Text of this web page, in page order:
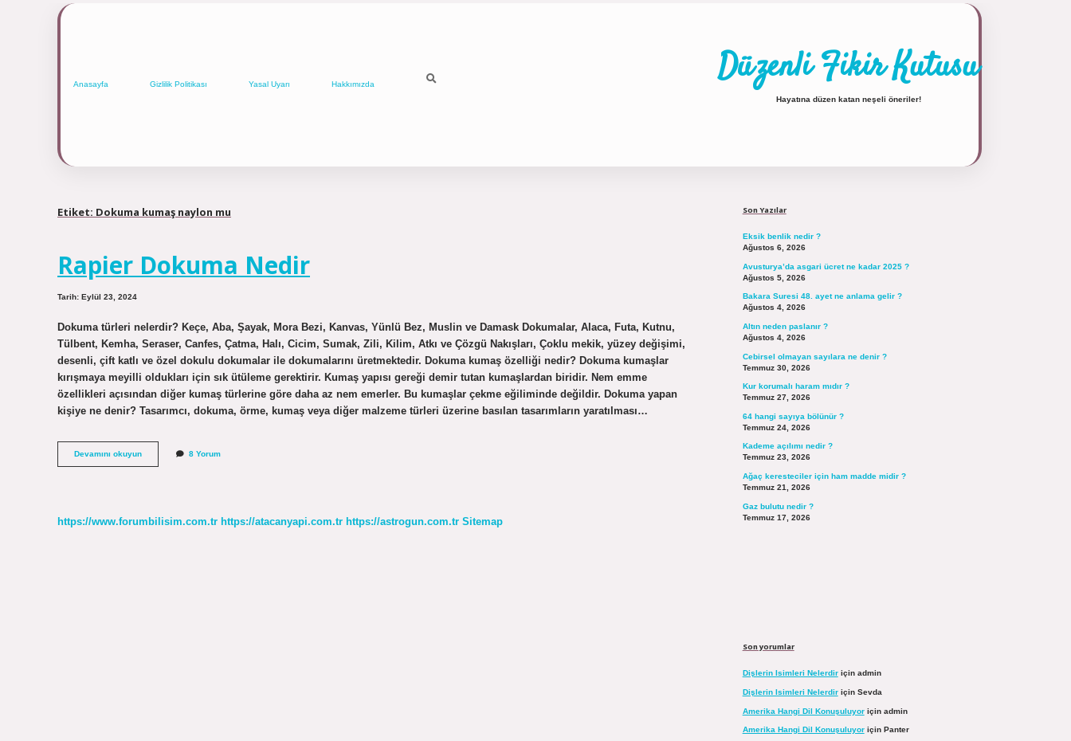
Anasayfa Gizlilik Politikası Yasal Uyarı Hakkımızda Düzenli Fikir Kutusu
Hayatına düzen katan neşeli öneriler!
Etiket: Dokuma kumaş naylon mu
Rapier Dokuma Nedir
Tarih: Eylül 23, 2024
Dokuma türleri nelerdir? Keçe, Aba, Şayak, Mora Bezi, Kanvas, Yünlü Bez, Muslin ve Damask Dokumalar, Alaca, Futa, Kutnu,
Tülbent, Kemha, Seraser, Canfes, Çatma, Halı, Cicim, Sumak, Zili, Kilim, Atkı ve Çözgü Nakışları, Çoklu mekik, yüzey değişimi,
desenli, çift katlı ve özel dokulu dokumalar ile dokumalarını üretmektedir. Dokuma kumaş özelliği nedir? Dokuma kumaşlar
kırışmaya meyilli oldukları için sık ütüleme gerektirir. Kumaş yapısı gereği demir tutan kumaşlardan biridir. Nem emme
özellikleri açısından diğer kumaş türlerine göre daha az nem emerler. Bu kumaşlar çekme eğiliminde değildir. Dokuma yapan
kişiye ne denir? Tasarımcı, dokuma, örme, kumaş veya diğer malzeme türleri üzerine basılan tasarımların yaratılması…
Devamını okuyunRapier
Dokuma
8 Yorum
https://www.forumbilisim.com.tr https://atacanyapi.com.tr https://astrogun.com.tr Sitemap
Son Yazılar
Eksik benlik nedir ?
Ağustos 6, 2026
Avusturya’da asgari ücret ne kadar 2025 ?
Ağustos 5, 2026
Bakara Suresi 48. ayet ne anlama gelir ?
Ağustos 4, 2026
Altın neden paslanır ?
Ağustos 4, 2026
Cebirsel olmayan sayılara ne denir ?
Temmuz 30, 2026
Kur korumalı haram mıdır ?
Temmuz 27, 2026
64 hangi sayıya bölünür ?
Temmuz 24, 2026
Kademe açılımı nedir ?
Temmuz 23, 2026
Ağaç keresteciler için ham madde midir ?
Temmuz 21, 2026
Gaz bulutu nedir ?
Temmuz 17, 2026
Son yorumlar
Dişlerin Isimleri Nelerdiriçin admin
Dişlerin Isimleri Nelerdiriçin Sevda
Amerika Hangi Dil Konuşuluyoriçin admin
Amerika Hangi Dil Konuşuluyoriçin Panter